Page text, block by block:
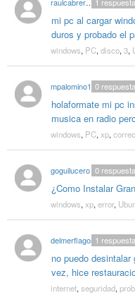
mi pc al cargar
duros y probado el
windows, PC, disco, 3,
mpalomino10
holaformate mi pc
musica en radio
0
windows, PC, xp, correo
goguilucero
¿Como Instalar
0
windows, xp, error,
delmerflagos
no puedo
vez, hice
1 respuesta
internet, seguridad,